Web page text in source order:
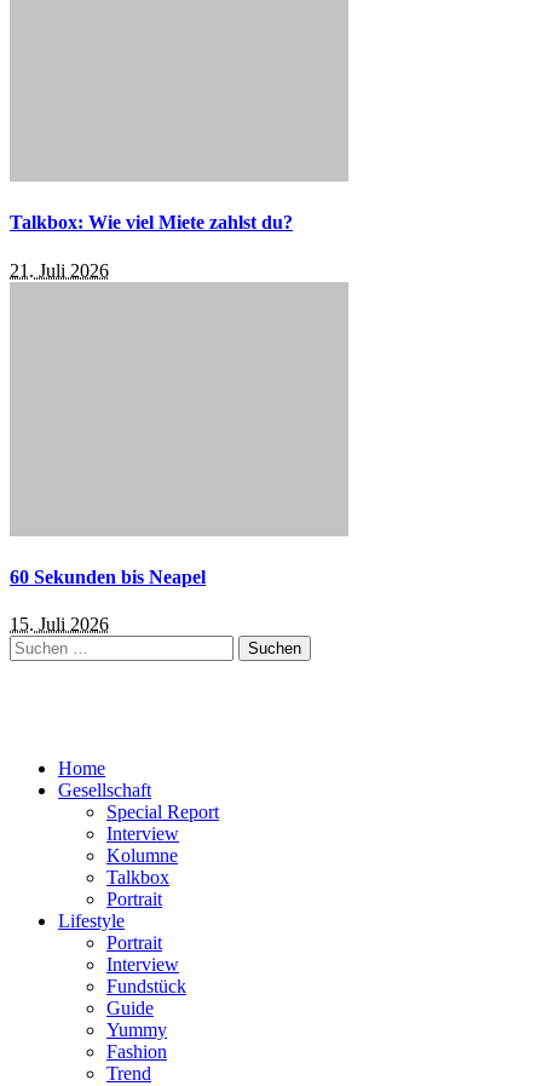
Talkbox: Wie viel Miete zahlst du?
21. Juli 2026
60 Sekunden bis Neapel
15. Juli 2026
Suchen
nach:
Home
Gesellschaft
Special Report
Interview
Kolumne
Talkbox
Portrait
Lifestyle
Portrait
Interview
Fundstück
Guide
Yummy
Fashion
Trend